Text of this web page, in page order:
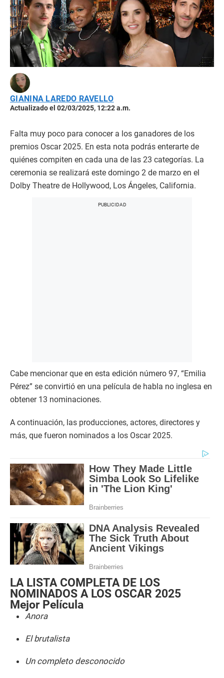
GIANINA LAREDO RAVELLO
Actualizado el 02/03/2025, 12:22 a.m.
Falta muy poco para conocer a los ganadores de los
premios Oscar 2025. En esta nota podrás enterarte de
quiénes compiten en cada una de las 23 categorías. La
ceremonia se realizará este domingo 2 de marzo en el
Dolby Theatre de Hollywood, Los Ángeles, California.
Cabe mencionar que en esta edición número 97, “Emilia
Pérez” se convirtió en una película de habla no inglesa en
obtener 13 nominaciones.
A continuación, las producciones, actores, directores y
más, que fueron nominados a los Oscar 2025.
LA LISTA COMPLETA DE LOS
NOMINADOS A LOS OSCAR 2025
Mejor Película
Anora
El brutalista
Un completo desconocido